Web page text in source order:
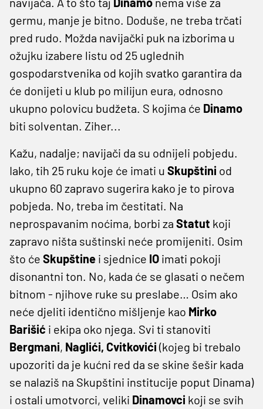
germu, manje je bitno. Doduše, ne treba trčati
pred rudo. Možda navijački puk na izborima u
ožujku izabere listu od 25 uglednih
gospodarstvenika od kojih svatko garantira da
će donijeti u klub po milijun eura, odnosno
ukupno polovicu budžeta. S kojima će Dinamo
biti solventan. Ziher...
Kažu, nadalje; navijači da su odnijeli pobjedu.
Iako, tih 25 ruku koje će imati u Skupštini od
ukupno 60 zapravo sugerira kako je to pirova
pobjeda. No, treba im čestitati. Na
neprospavanim noćima, borbi za Statut koji
zapravo ništa suštinski neće promijeniti. Osim
što će Skupštine i sjednice IO imati pokoji
disonantni ton. No, kada će se glasati o nečem
bitnom - njihove ruke su preslabe… Osim ako
neće djeliti identično mišljenje kao Mirko
Barišić i ekipa oko njega. Svi ti stanoviti
Bergmani, Naglići, Cvitkovići (kojeg bi trebalo
upozoriti da je kućni red da se skine šešir kada
se nalaziš na Skupštini institucije poput Dinama)
i ostali umotvorci, veliki Dinamovci koji se svih